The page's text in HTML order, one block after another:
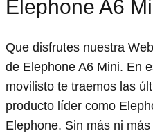
Elephone A6
Que disfrutes nuestra
de Elephone A6 Mini. En
movilisto te traemos las
producto líder como
Elephone. Sin más ni